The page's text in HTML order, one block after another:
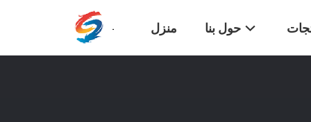
منزل حول بنا